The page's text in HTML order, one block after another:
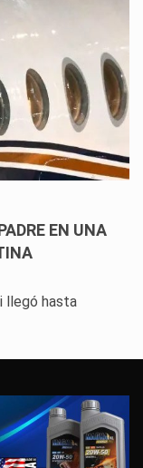
EN UNA
llegó hasta